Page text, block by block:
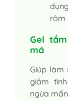
rôm
Gel
má
Giúp làm
giảm
ngừa